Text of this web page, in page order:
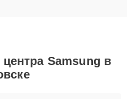
Samsung в